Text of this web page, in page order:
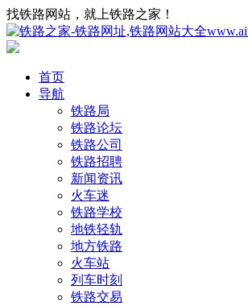
找铁路网站，就上铁路之家！
首页
导航
铁路局
铁路论坛
铁路公司
铁路招聘
新闻资讯
火车迷
铁路学校
地铁轻轨
地方铁路
火车站
列车时刻
铁路交易